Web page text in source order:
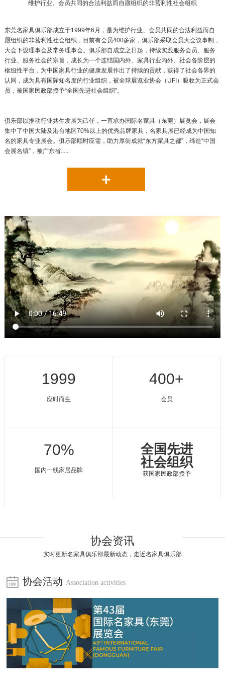
维护行业、会员共同的合法利益而自愿组织的非营利性社会组织
东莞名家具俱乐部成立于1999年6月，是为维护行业、会员共同的合法利益而自
愿组织的非营利性社会组织，目前有会员400多家，俱乐部采取会员大会议事制，
大会下设理事会及常务理事会。俱乐部自成立之日起，持续实践服务会员、服务
行业、服务社会的宗旨，成长为一个连结国内外、家具行业内外、社会各阶层的
枢纽性平台，为中国家具行业的健康发展作出了持续的贡献，获得了社会各界的
认同，成为具有国际知名度的行业组织，被全球展览业协会（UFI）吸收为正式会
员，被国家民政部授予“全国先进社会组织”。
俱乐部以推动行业共生发展为己任，一直承办国际名家具（东莞）展览会，展会
集中了中国大陆及港台地区70%以上的优秀品牌家具，名家具展已经成为中国知
名的家具专业展会。俱乐部顺时应需，助力厚街成就“东方家具之都”，缔造“中国
会展名镇”，被广东省......
+
1999
应时而生
400+
会员
70%
国内一线家居品牌
全国先进
社会组织
获国家民政部授予
协会资讯
实时更新名家具俱乐部最新动态，走近名家具俱乐部
协会活动 Association activities